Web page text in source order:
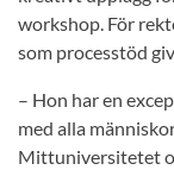
workshop. För
som processtöd
– Hon har en
med alla
Mittuniversitetet